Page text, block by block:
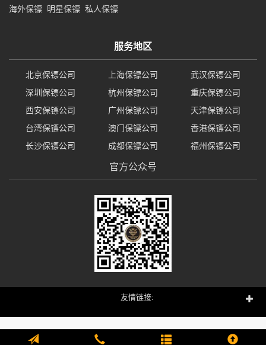
海外保镖
明星保镖 私人保镖
服务地区
北京保镖公司 上海保镖公司
武汉保镖公司
深圳保镖公司
杭州保镖公司
重庆保镖公司
西安保镖公司
广州保镖公司
天津保镖公司
台湾保镖公司
澳门保镖公司
香港保镖公司
长沙保镖公司
成都保镖公司 福州保镖公司
官方公众号
友情链接: